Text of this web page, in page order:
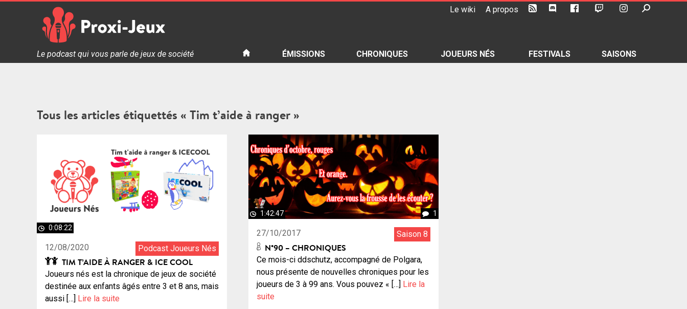
Le wiki A propos
Proxi Jeux - Le podcast qui vous parle de jeux de société
Le podcast qui vous parle de jeux de société ÉMISSIONS CHRONIQUES JOUEURS NÉS FESTIVALS SAISONS
Tous les articles étiquettés « Tim t’aide à ranger »
0:08:22
12/08/2020 Podcast Joueurs Nés
TIM T’AIDE À RANGER & ICE COOL
Joueurs nés est la chronique de jeux de société
destinée aux enfants âgés entre 3 et 8 ans, mais
aussi […]
Lire la suite
1:42:47 1
27/10/2017 Saison 8
N°90 – CHRONIQUES
Ce mois-ci ddschutz, accompagné de Polgara,
nous présente de nouvelles chroniques pour les
joueurs de 3 à 99 ans. Vous pouvez « […] Lire la
suite